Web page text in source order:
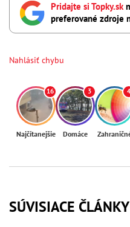
Pridajte si Topky.sk
preferované zdroje
Nahlásiť chybu
16
Najčítanejšie
3
Domáce
4
SÚVISIACE ČLÁNKY